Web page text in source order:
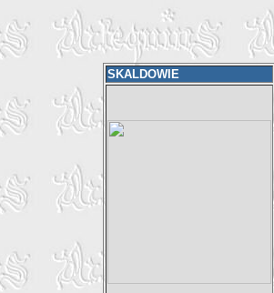
SKALDOWIE